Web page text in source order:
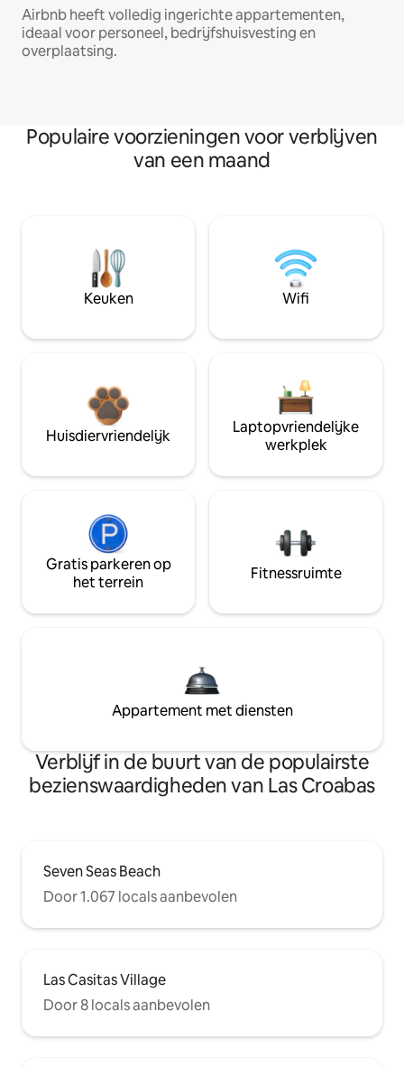
Airbnb heeft volledig ingerichte appartementen,
ideaal voor personeel, bedrijfshuisvesting en
overplaatsing.
Populaire voorzieningen voor verblijven
van een maand
Keuken Wifi
Huisdiervriendelijk
Laptopvriendelijke
werkplek
Gratis parkeren op
het terrein
Fitnessruimte
Appartement met diensten
Verblijf in de buurt van de populairste
bezienswaardigheden van Las Croabas
Seven Seas Beach
Door 1.067 locals aanbevolen
Las Casitas Village
Door 8 locals aanbevolen